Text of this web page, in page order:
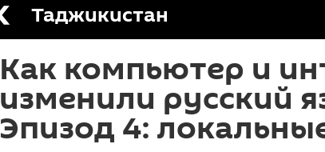
Таджикистан
Как компьютер и
изменили русский
Эпизод 4: